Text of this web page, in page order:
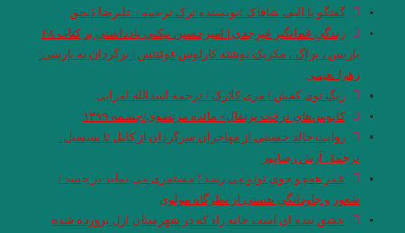
گفتگو با الیف شافاک ؛نویسنده ترک ترجمه : علیرضا ذیحق
زندگیِ غم‌انگیزِ غیرِجدی | امیرحسین تیکنی یادداشتی بر کتاب ۶۸
پاریس ، پراگ ، مکزیک نوشته کارلوس فوئنتس | برگردان به پارسی:
زهرا نعیمی
ریگ توی کفش / مری کلارک / ترجمه اسدالله امرایی
کابوس‌های درخت پرتقال» مائده مرتضوی/چشمه ۱۳۹۹
روایت خالد حسینی از مهاجران سرگردان از کابل تا سیسیل .
ترجمۀ: آرش رضاپور
عمر همچو جوی نونو می رسد ؛ مستمری می نماید در جسد /
شعور و جاودانگی هستی از نظرگاه مولوی
عشق بنده ای است خانه زاد كه در شهرستان ازل پرورده شده